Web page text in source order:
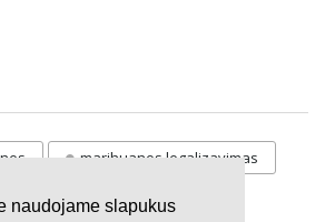
naudojame slapukus
marihuanos legalizavimas
vaiku atemimas